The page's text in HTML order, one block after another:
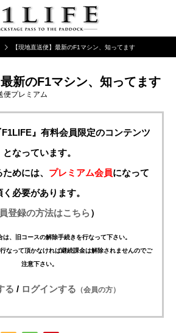
【現地直送便】最新のF1マシン、知ってます
最新のF1マシン、知ってます
便プレミアム
』有料会員限定のコンテンツ
となっています。
めには、 プレミアム会員になって
く必要があります。
登録の方法はこちら）
、旧コースの解除手続きを行なって下さい。
なって頂かなければ継続課金は解除されませんのでご
注意下さい。
る / ログインする （会員の方）